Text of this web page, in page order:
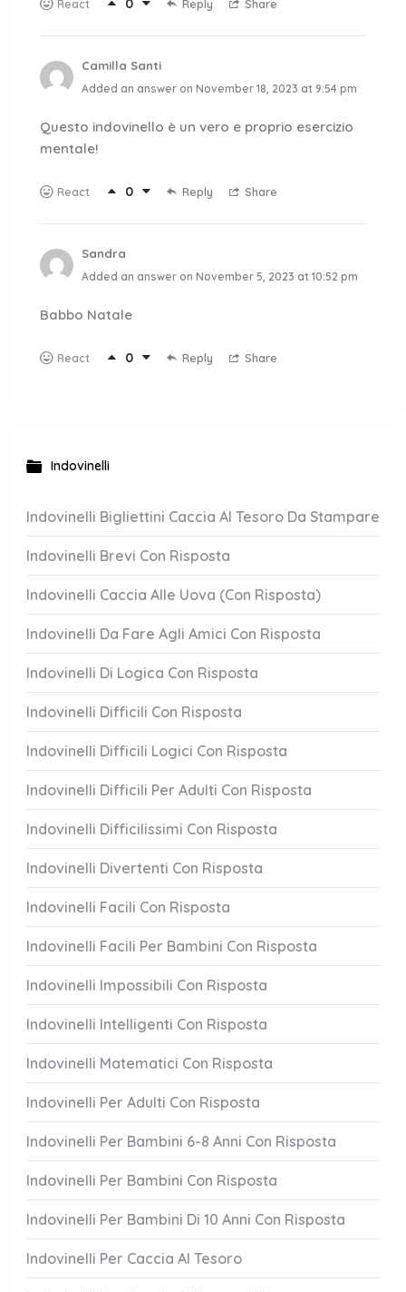
React 0 Reply Share
Camilla Santi
Added an answer on November 18, 2023 at 9:54 pm
Questo indovinello è un vero e proprio esercizio
mentale!
React 0 Reply Share
Sandra
Added an answer on November 5, 2023 at 10:52 pm
Babbo Natale
React 0 Reply Share
Indovinelli
Indovinelli Bigliettini Caccia Al Tesoro Da Stampare
Indovinelli Brevi Con Risposta
Indovinelli Caccia Alle Uova (Con Risposta)
Indovinelli Da Fare Agli Amici Con Risposta
Indovinelli Di Logica Con Risposta
Indovinelli Difficili Con Risposta
Indovinelli Difficili Logici Con Risposta
Indovinelli Difficili Per Adulti Con Risposta
Indovinelli Difficilissimi Con Risposta
Indovinelli Divertenti Con Risposta
Indovinelli Facili Con Risposta
Indovinelli Facili Per Bambini Con Risposta
Indovinelli Impossibili Con Risposta
Indovinelli Intelligenti Con Risposta
Indovinelli Matematici Con Risposta
Indovinelli Per Adulti Con Risposta
Indovinelli Per Bambini 6-8 Anni Con Risposta
Indovinelli Per Bambini Con Risposta
Indovinelli Per Bambini Di 10 Anni Con Risposta
Indovinelli Per Caccia Al Tesoro